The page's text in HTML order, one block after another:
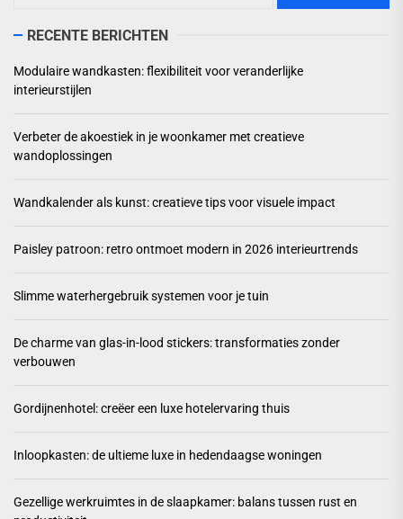
RECENTE BERICHTEN
Modulaire wandkasten: flexibiliteit voor veranderlijke
interieurstijlen
Verbeter de akoestiek in je woonkamer met creatieve
wandoplossingen
Wandkalender als kunst: creatieve tips voor visuele impact
Paisley patroon: retro ontmoet modern in 2026 interieurtrends
Slimme waterhergebruik systemen voor je tuin
De charme van glas-in-lood stickers: transformaties zonder
verbouwen
Gordijnenhotel: creëer een luxe hotelervaring thuis
Inloopkasten: de ultieme luxe in hedendaagse woningen
Gezellige werkruimtes in de slaapkamer: balans tussen rust en